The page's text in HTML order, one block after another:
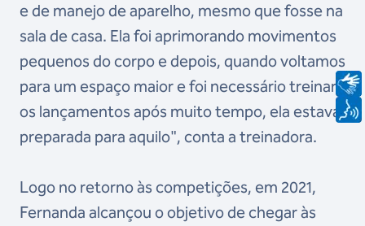
e de manejo de aparelho, mesmo que fosse na
sala de casa. Ela foi aprimorando movimentos
pequenos do corpo e depois, quando voltamos
para um espaço maior e foi necessário treinar
os lançamentos após muito tempo, ela estava
preparada para aquilo", conta a treinadora.
Logo no retorno às competições, em 2021,
Fernanda alcançou o objetivo de chegar às